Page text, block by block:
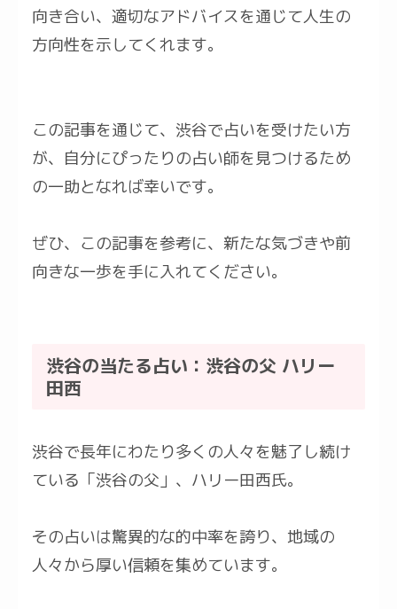
向き合い、適切なアドバイスを通じて人生の
方向性を示してくれます。
この記事を通じて、渋谷で占いを受けたい方
が、自分にぴったりの占い師を見つけるため
の一助となれば幸いです。
ぜひ、この記事を参考に、新たな気づきや前
向きな一歩を手に入れてください。
渋谷の当たる占い：渋谷の父 ハリー
田西
渋谷で長年にわたり多くの人々を魅了し続け
ている「渋谷の父」、ハリー田西氏。
その占いは驚異的な的中率を誇り、地域の
人々から厚い信頼を集めています。